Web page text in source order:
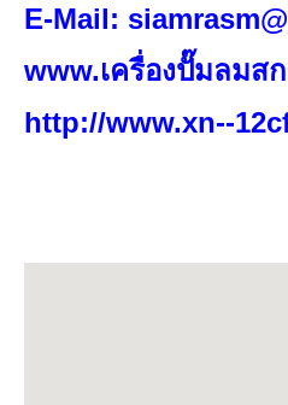
E-Mail:
www.เครื่องปั๊มลมส
http://www.xn--